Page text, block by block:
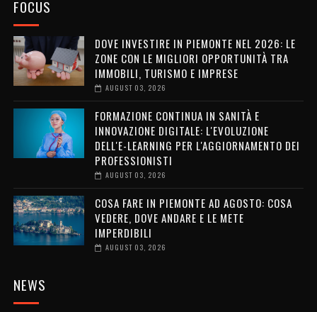
FOCUS
DOVE INVESTIRE IN PIEMONTE NEL 2026: LE
ZONE CON LE MIGLIORI OPPORTUNITÀ TRA
IMMOBILI, TURISMO E IMPRESE
AUGUST 03, 2026
FORMAZIONE CONTINUA IN SANITÀ E
INNOVAZIONE DIGITALE: L'EVOLUZIONE
DELL'E-LEARNING PER L'AGGIORNAMENTO DEI
PROFESSIONISTI
AUGUST 03, 2026
COSA FARE IN PIEMONTE AD AGOSTO: COSA
VEDERE, DOVE ANDARE E LE METE
IMPERDIBILI
AUGUST 03, 2026
NEWS